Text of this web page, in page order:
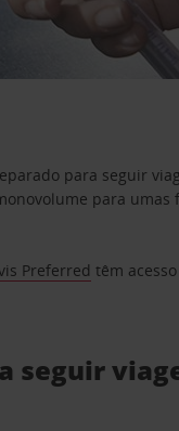
para seguir
para
Preferred têm
seguir